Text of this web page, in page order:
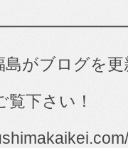
島がブログを
覧下さい！